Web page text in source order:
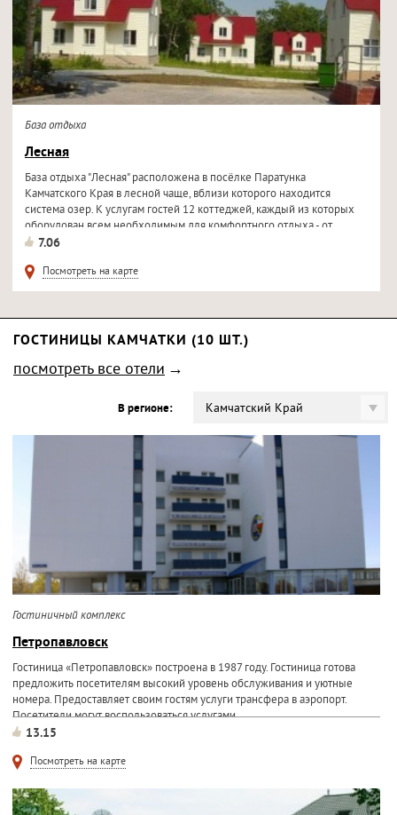
База отдыха
Лесная
База отдыха "Лесная" расположена в посёлке Паратунка
Камчатского Края в лесной чаще, вблизи которого находится
система озер. К услугам гостей 12 коттеджей, каждый из которых
оборудован всем необходимым для комфортного отдыха - от...
7.06
Посмотреть на карте
ГОСТИНИЦЫ КАМЧАТКИ (10 ШТ.)
посмотреть все отели
В регионе: Камчатский Край
Гостиничный комплекс
Петропавловск
Гостиница «Петропавловск» построена в 1987 году. Гостиница готова
предложить посетителям высокий уровень обслуживания и уютные
номера. Предоставляет своим гостям услуги трансфера в аэропорт.
Посетители могут воспользоваться услугами...
13.15
Посмотреть на карте